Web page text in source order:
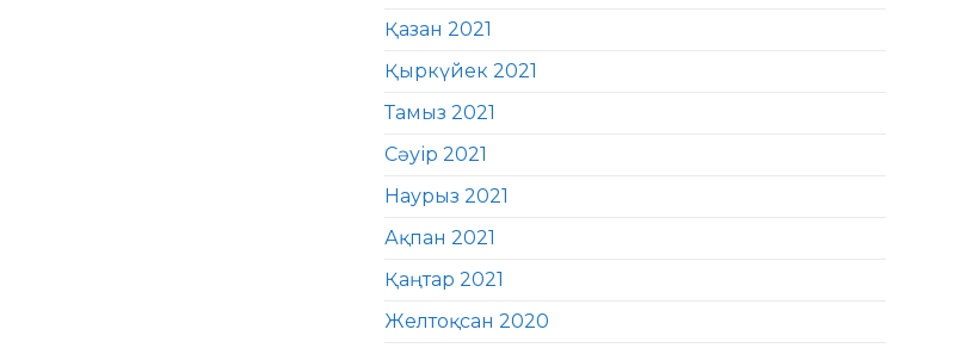
Қазан 2021
Қыркүйек 2021
Тамыз 2021
Сәуір 2021
Наурыз 2021
Ақпан 2021
Қаңтар 2021
Желтоқсан 2020